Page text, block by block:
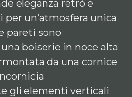
eleganza retrò e
un’atmosfera unica
pareti sono
boiserie in noce alta
da una cornice
gli elementi verticali.